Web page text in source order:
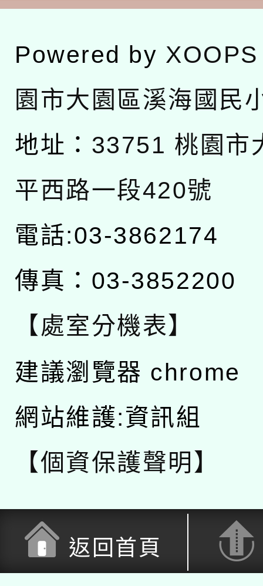
Powered by XOOPS
園市大園區溪海國民
地址： 33751 桃園市
平西路一段420號
電話:03-3862174
傳真：03-3852200
【處室分機表】
建議瀏覽器 chrome
網站維護:資訊組
【個資保護聲明】
返回首頁